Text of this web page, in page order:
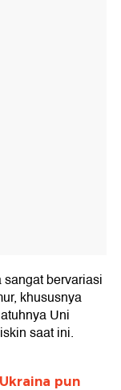
bervariasi
khususnya
Uni
saat ini.
pun